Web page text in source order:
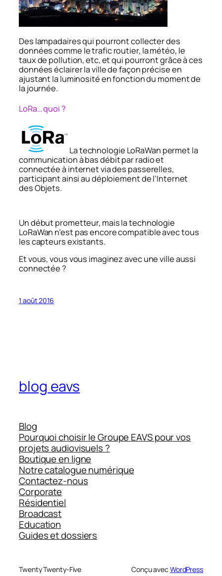
Des lampadaires qui pourront collecter des
données comme le trafic routier, la météo, le
taux de pollution, etc, et qui pourront grâce à ces
données éclairer la ville de façon précise en
ajustant la luminosité en fonction du moment de
la journée.
LoRa… quoi ?
La technologie LoRaWan permet la
communication à bas débit par radio et
connectée à internet via des passerelles,
participant ainsi au déploiement de l’Internet
des Objets.
Un début prometteur, mais la technologie
LoRaWan n’est pas encore compatible avec tous
les capteurs existants.
Et vous, vous vous imaginez avec une ville aussi
connectée ?
1 août 2016
blog eavs
Blog
Pourquoi choisir le Groupe EAVS pour vos
projets audiovisuels ?
Boutique en ligne
Notre catalogue numérique
Contactez-nous
Corporate
Résidentiel
Broadcast
Education
Guides et dossiers
Twenty Twenty-Five Conçu avec WordPress